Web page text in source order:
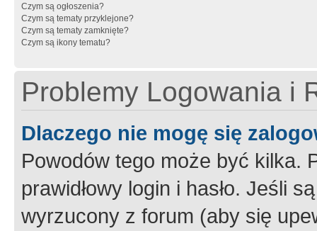
Czym są ogłoszenia?
Czym są tematy przyklejone?
Czym są tematy zamknięte?
Czym są ikony tematu?
Problemy Logowania i
Dlaczego nie mogę się
Powodów tego może być kilka.
prawidłowy login i hasło. Jeśli
wyrzucony z forum (aby się